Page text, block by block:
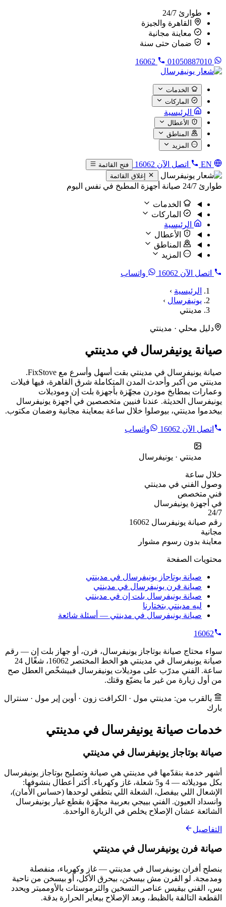
طوارئ 24/7
القاهرة والجيزة
معاينة مجانية
ضمان حتى سنة
01050887010
16062
الخدمات
الماركات
الرئيسية
الأعطال
المناطق
المزيد
EN اتصل الآن 16062
فتح القائمة
إغلاق القائمة
طوارئ 24/7 صيانة أجهزة المطبخ في نفس اليوم
الخدمات
الماركات
الرئيسية
الأعطال
المناطق
المزيد
اتصل الآن 16062 واتساب
الرئيسية ›
يونيفرسال ›
مدينتي
دليل محلي · مدينتي
صيانة يونيفرسال في مدينتي
صيانة يونيفرسال في مدينتي بقت أسهل وأسرع مع FixStove.
مدينتي من أكبر وأحدث المدن المتكاملة شرق القاهرة، فيها فيلات
وعمارات بمطابخ مودرن مجهّزة بأجهزة بلت إن وموديلات
يونيفرسال الحديثة. عندنا فنيين متخصصين في أجهزة يونيفرسال
بيخدموا مدينتي، بيوصلوا خلال ساعة بمعاينة مجانية وضمان مكتوب.
اتصل الآن 16062 واتساب
مدينتي · يونيفرسال
خلال ساعة
وصول الفني في مدينتي
فني متخصص
في أجهزة يونيفرسال
24/7
رقم صيانة يونيفرسال 16062
مجانية
معاينة بدون رسوم مشوار
محتويات الصفحة
صيانة بوتاجاز يونيفرسال في مدينتي
صيانة فرن يونيفرسال في مدينتي
صيانة يونيفرسال بلت إن في مدينتي
ليه مدينتي بتختارنا
صيانة يونيفرسال في مدينتي — أسئلة شائعة
16062
سواء محتاج صيانة بوتاجاز يونيفرسال، فرن، أو جهاز بلت إن — رقم
صيانة يونيفرسال في مدينتي هو الخط المختصر 16062، شغّال 24
ساعة. الفني مدرّب على موديلات يونيفرسال فبيشخّص العطل صح
من أول زيارة من غير ما يضيّع وقتك.
بالقرب من: مدينتي مول · الكرافت زون · أوبن إير مول · سنترال
بارك
خدمات صيانة يونيفرسال في مدينتي
صيانة بوتاجاز يونيفرسال في مدينتي
أشهر خدمة بنقدّمها في مدينتي هي صيانة وتصليح بوتاجاز يونيفرسال
بكل موديلاته — 4 و5 شعلة، غاز وكهرباء. أكتر أعطال بنشوفها:
الإشعال اللي بيفصل، الشعلة اللي بتطفي لوحدها (حساس الأمان)،
وانسداد العيون. الفني بييجي بعربية مجهّزة بقطع غيار يونيفرسال
الشائعة عشان الإصلاح يخلص في الزيارة الواحدة.
التفاصيل
صيانة فرن يونيفرسال في مدينتي
بنصلح أفران يونيفرسال في مدينتي — غاز وكهرباء، منفصلة
ومدمجة. لو الفرن مش بيسخن، بيحرق الأكل، أو بيسخن من ناحية
بس، الفني بيقيس عناصر التسخين والثرموستات بالأومميتر ويحدد
القطعة التالفة بالظبط، وبعد الإصلاح بيعاير الحرارة بدقة.